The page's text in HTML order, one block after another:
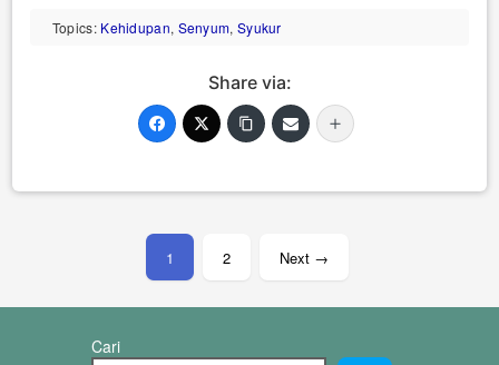
Topics: Kehidupan, Senyum, Syukur
Share via:
1 2 Next →
Cari